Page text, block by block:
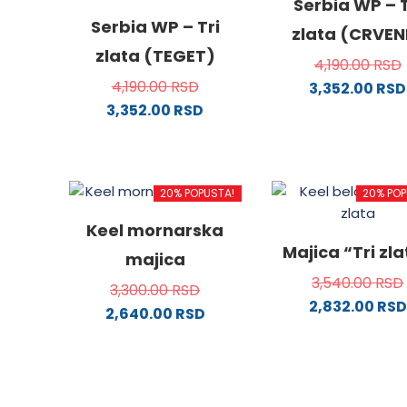
Serbia WP – Tri
zlata (TEGET)
4,190.00RSD
3,352.00 RSD
više
Opcije
mogu
biti
izabrane
Serbia WP –
zlata
4,190.00RSD
3,352.00 RSD
Opcije
mogu
biti
izabrane
na
20% POPUSTA!
Keel mornarska
majica
3,300.00RSD
2,640.00 RSD
20%
Majica “Tri
3,540.00RSD
2,832.00 RSD